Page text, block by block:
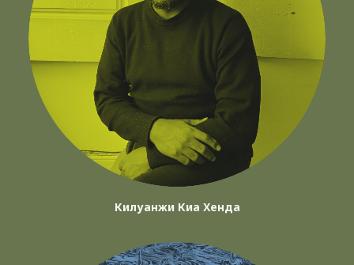
Килуанжи Киа Хенда